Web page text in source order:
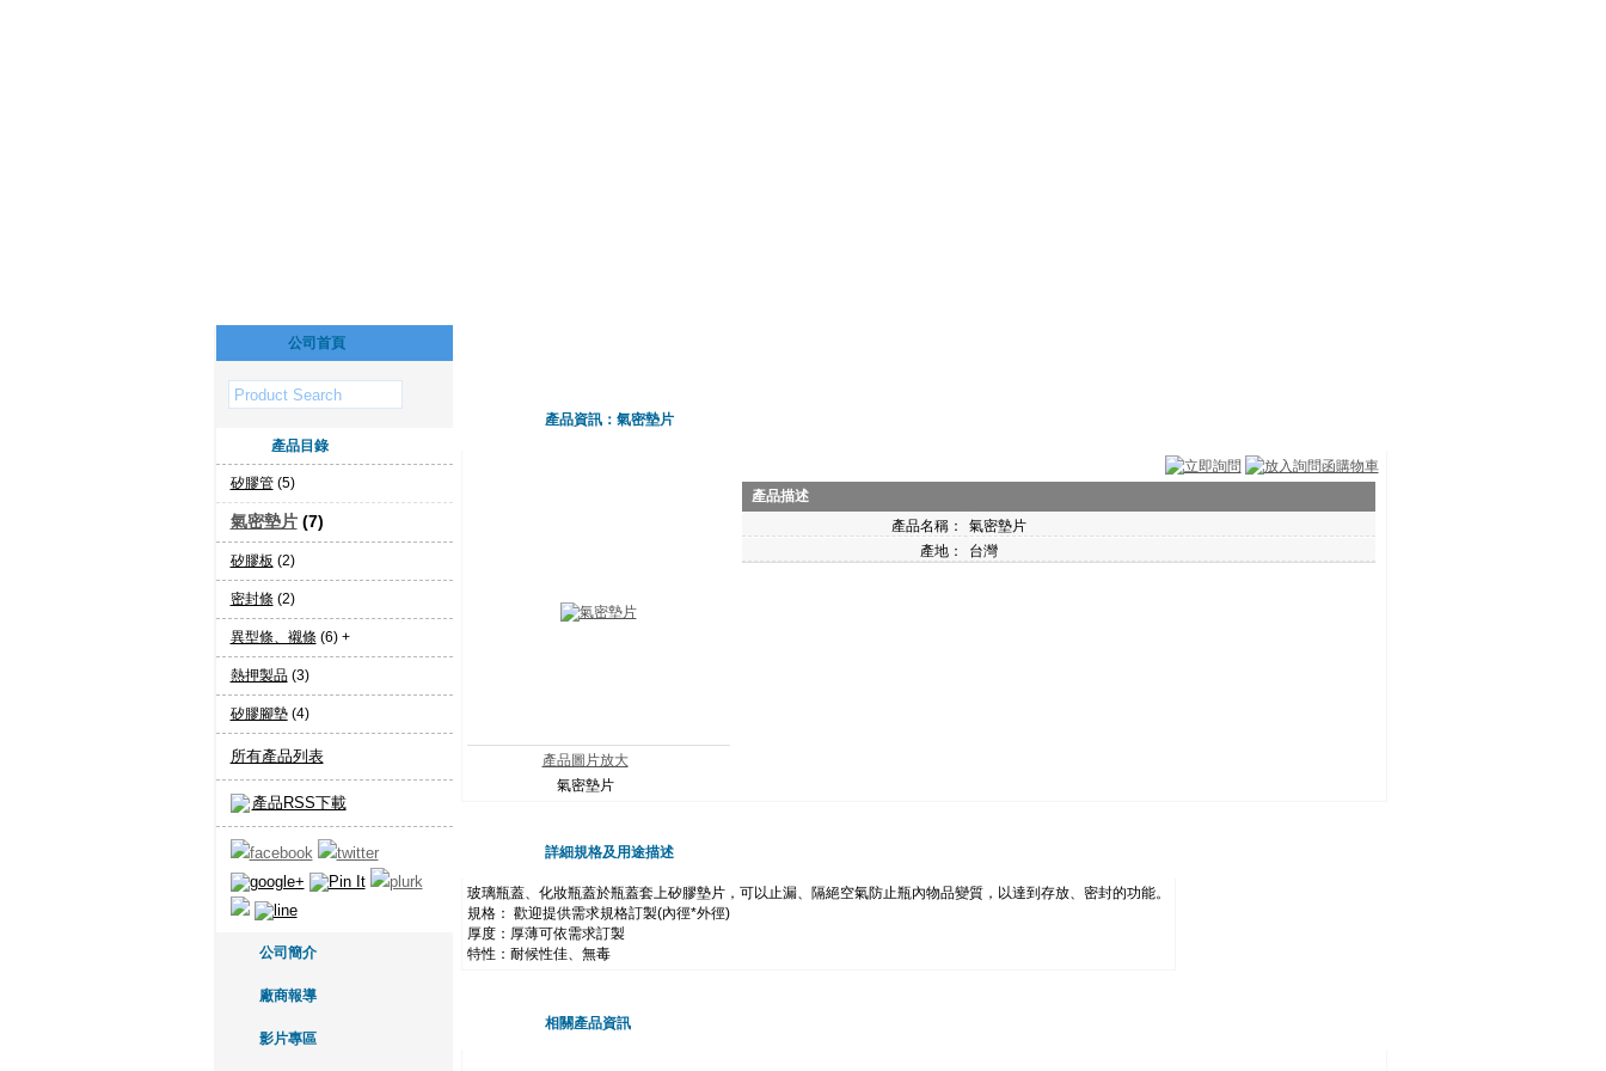
公司首頁
產品目錄
矽膠管(5)
氣密墊片(7)
矽膠板 (2)
密封條(2)
異型條、襯條(6) +
熱押製品(3)
矽膠腳墊(4)
所有產品列表
產品RSS下載
公司簡介
廠商報導
影片專區
產品資訊：氣密墊片
產品圖片放大
氣密墊片
產品描述
產品名稱：
氣密墊片
產地：
台灣
詳細規格及用途描述
玻璃瓶蓋、化妝瓶蓋於瓶蓋套上矽膠墊片，可以止漏、隔絕空氣防止瓶內物品變質，以達到存放、密封的功能。
規格： 歡迎提供需求規格訂製(內徑*外徑)
厚度：厚薄可依需求訂製
特性：耐候性佳、無毒
相關產品資訊